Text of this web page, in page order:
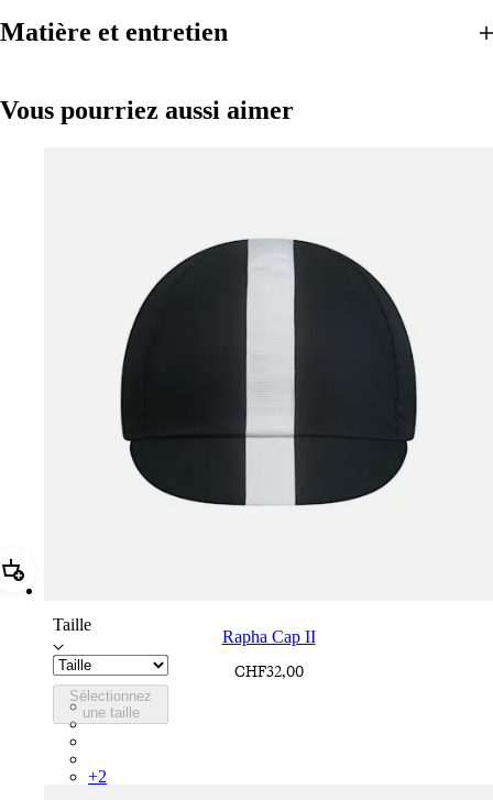
Matière et entretien
Vous pourriez aussi aimer
Ajouter Rapha Cap II
Taille
Sélectionnez
une taille
Rapha Cap II
CHF32,00
RCP10XXBLW
RCP10XXRWL
+2